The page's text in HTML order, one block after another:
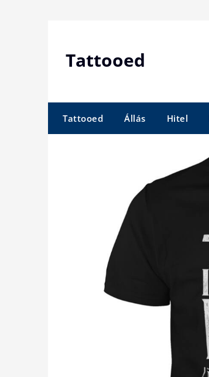
Tattooed
Tattooed Állás Hitel